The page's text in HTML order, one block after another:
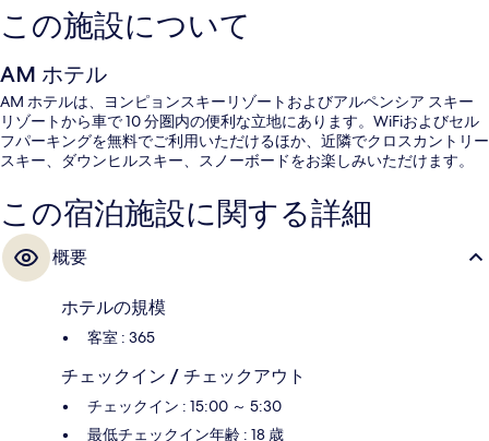
この施設について
AM ホテル
AM ホテルは、ヨンピョンスキーリゾートおよびアルペンシア スキー
リゾートから車で 10 分圏内の便利な立地にあります。WiFiおよびセル
フパーキングを無料でご利用いただけるほか、近隣でクロスカントリー
スキー、ダウンヒルスキー、スノーボードをお楽しみいただけます。
この宿泊施設に関する詳細
概要
ホテルの規模
客室 : 365
チェックイン / チェックアウト
チェックイン : 15:00 ～ 5:30
最低チェックイン年齢 : 18 歳